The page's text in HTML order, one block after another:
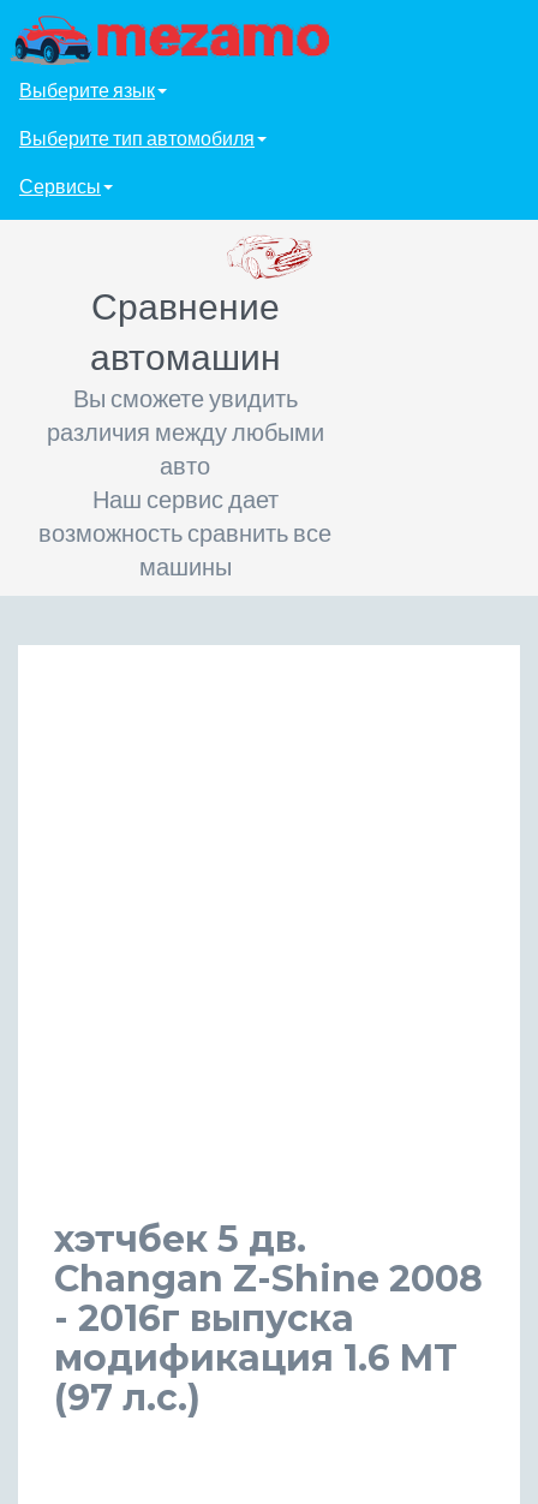
Выберите язык
Выберите тип автомобиля
Сервисы
Сравнение
автомашин
Вы сможете увидить
различия между любыми
авто
Наш сервис дает
возможность сравнить все
машины
хэтчбек 5 дв.
Changan Z-Shine 2008
- 2016г выпуска
модификация 1.6 MT
(97 л.с.)